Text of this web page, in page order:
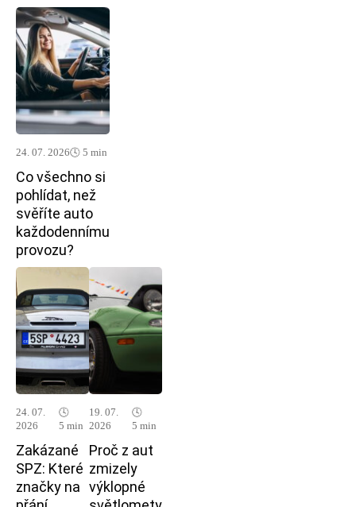
24. 07. 2026🕓 5 min
Co všechno si
pohlídat, než
svěříte auto
každodennímu
provozu?
24. 07.
2026
🕓
5 min
Zakázané
SPZ: Které
značky na
19. 07.
2026
🕓
5 min
Proč z aut
zmizely
výklopné